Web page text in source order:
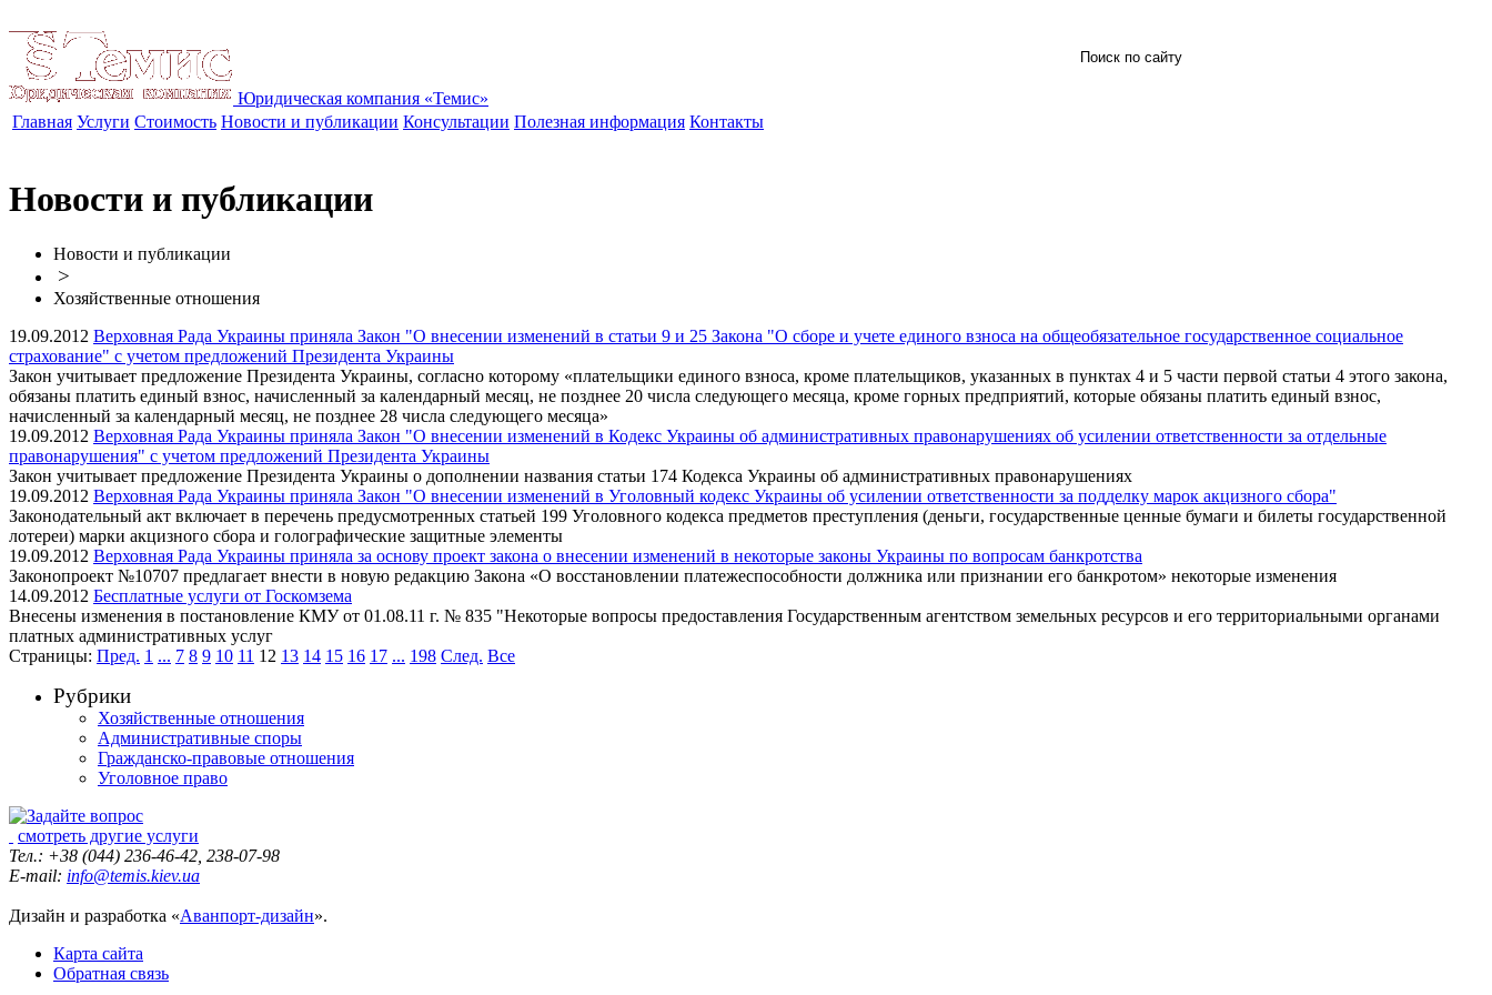
Юридическая компания «Темис»
Главная Услуги Стоимость Новости и публикации Консультации Полезная информация Контакты
Новости и публикации
Новости и публикации
>
Хозяйственные отношения
19.09.2012 Верховная Рада Украины приняла Закон "О внесении изменений в статьи 9 и 25 Закона "О сборе и учете единого взноса на общеобязательное государственное социальное
страхование" с учетом предложений Президента Украины
Закон учитывает предложение Президента Украины, согласно которому «плательщики единого взноса, кроме плательщиков, указанных в пунктах 4 и 5 части первой статьи 4 этого закона,
обязаны платить единый взнос, начисленный за календарный месяц, не позднее 20 числа следующего месяца, кроме горных предприятий, которые обязаны платить единый взнос,
начисленный за календарный месяц, не позднее 28 числа следующего месяца»
19.09.2012 Верховная Рада Украины приняла Закон "О внесении изменений в Кодекс Украины об административных правонарушениях об усилении ответственности за отдельные
правонарушения" с учетом предложений Президента Украины
Закон учитывает предложение Президента Украины о дополнении названия статьи 174 Кодекса Украины об административных правонарушениях
19.09.2012 Верховная Рада Украины приняла Закон "О внесении изменений в Уголовный кодекс Украины об усилении ответственности за подделку марок акцизного сбора"
Законодательный акт включает в перечень предусмотренных статьей 199 Уголовного кодекса предметов преступления (деньги, государственные ценные бумаги и билеты государственной
лотереи) марки акцизного сбора и голографические защитные элементы
19.09.2012 Верховная Рада Украины приняла за основу проект закона о внесении изменений в некоторые законы Украины по вопросам банкротства
Законопроект №10707 предлагает внести в новую редакцию Закона «О восстановлении платежеспособности должника или признании его банкротом» некоторые изменения
14.09.2012 Бесплатные услуги от Госкомзема
Внесены изменения в постановление КМУ от 01.08.11 г. № 835 "Некоторые вопросы предоставления Государственным агентством земельных ресурсов и его территориальными органами
платных административных услуг
Страницы: Пред. 1 ... 7 8 9 10 11 12 13 14 15 16 17 ... 198 След. Все
Рубрики
Хозяйственные отношения
Административные споры
Гражданско-правовые отношения
Уголовное право
смотреть другие услуги
Тел.: +38 (044) 236-46-42, 238-07-98
E-mail: info@temis.kiev.ua
Дизайн и разработка «Аванпорт-дизайн».
Карта сайта
Обратная связь